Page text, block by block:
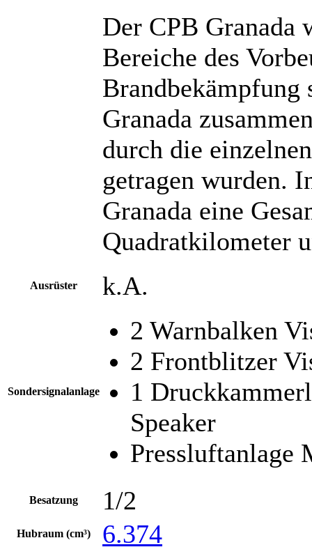
Der CPB Granada
Bereiche des
Brandbekämpfung
Granada
durch die
getragen wurden.
Granada eine
Quadratkilometer
Ausrüster k.A.
Sondersignalanlage
2 Warnbalken
2 Frontblitzer
1
Speaker
Pressluftanlage
Besatzung 1/2
Hubraum (cm³) 6.374